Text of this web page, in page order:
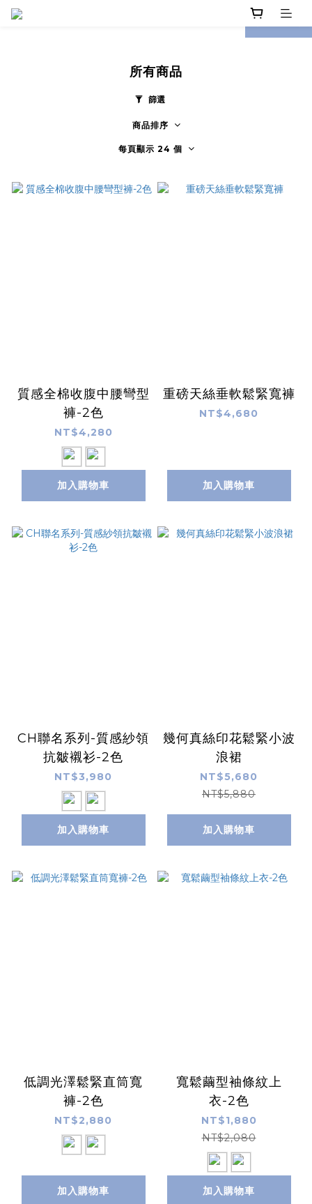
prev next
所有商品
篩選
商品排序
每頁顯示 24 個
質感全棉收腹中腰彎型
褲-2色
NT$4,280
加入購物車
重磅天絲垂軟鬆緊寬褲
NT$4,680
加入購物車
CH聯名系列-質感紗領
抗皺襯衫-2色
NT$3,980
加入購物車
幾何真絲印花鬆緊小波
浪裙
NT$5,680
NT$5,880
加入購物車
低調光澤鬆緊直筒寬
褲-2色
NT$2,880
加入購物車
寬鬆繭型袖條紋上
衣-2色
NT$1,880
NT$2,080
加入購物車